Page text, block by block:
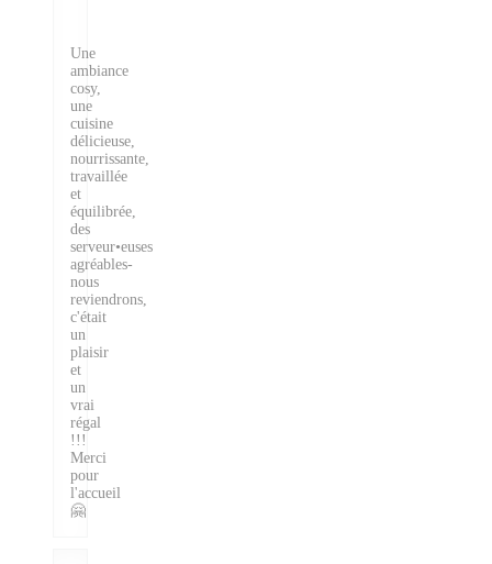
Une
ambiance
cosy,
une
cuisine
délicieuse,
nourrissante,
travaillée
et
équilibrée,
des
serveur•euses
agréables-
nous
reviendrons,
c'était
un
plaisir
et
un
vrai
régal
!!!
Merci
pour
l'accueil
🤗